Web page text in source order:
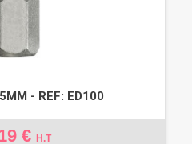
- REF: ED100
€ H.T